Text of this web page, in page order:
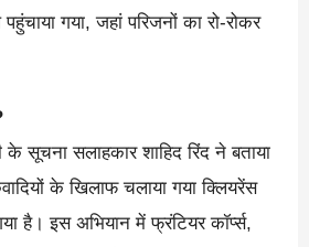
गया, जहां परिजनों का रो-रोकर
सूचना सलाहकार शाहिद रिंद ने बताया
के खिलाफ चलाया गया क्लियरेंस
है। इस अभियान में फ्रंटियर कॉर्प्स,